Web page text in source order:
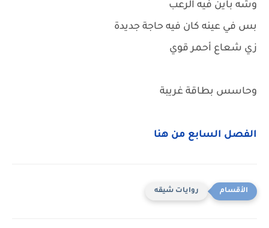
وشه باين فيه الرعب
بس في عينه كان فيه حاجة جديدة
زي شعاع أحمر قوي
وحاسس بطاقة غريبة
الفصل السابع من هنا
روايات شيقه